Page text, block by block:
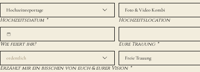
Hochzeitsreportage Foto & Video Kombi
Hochzeitsdatum * Hochzeitslocation
Wie feiert ihr?
ordentlich
Eure Trauung *
Freie Trauung
Erzählt mir ein bisschen von euch & eurer Vision *